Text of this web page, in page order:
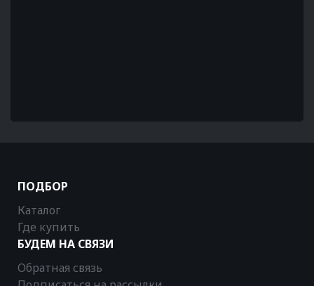
ПОДБОР
Каталог
Где купить
БУДЕМ НА СВЯЗИ
Обратная связь